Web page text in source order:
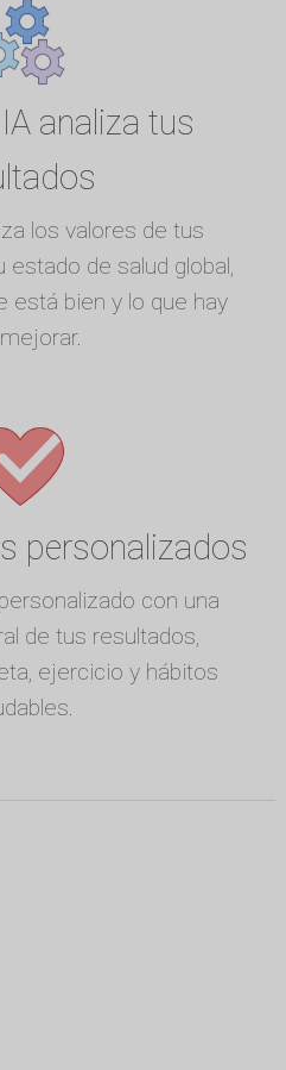
analiza tus
los valores de tus
estado de salud global,
está bien y lo que hay
personalizados
con una
de tus resultados,
ejercicio y hábitos